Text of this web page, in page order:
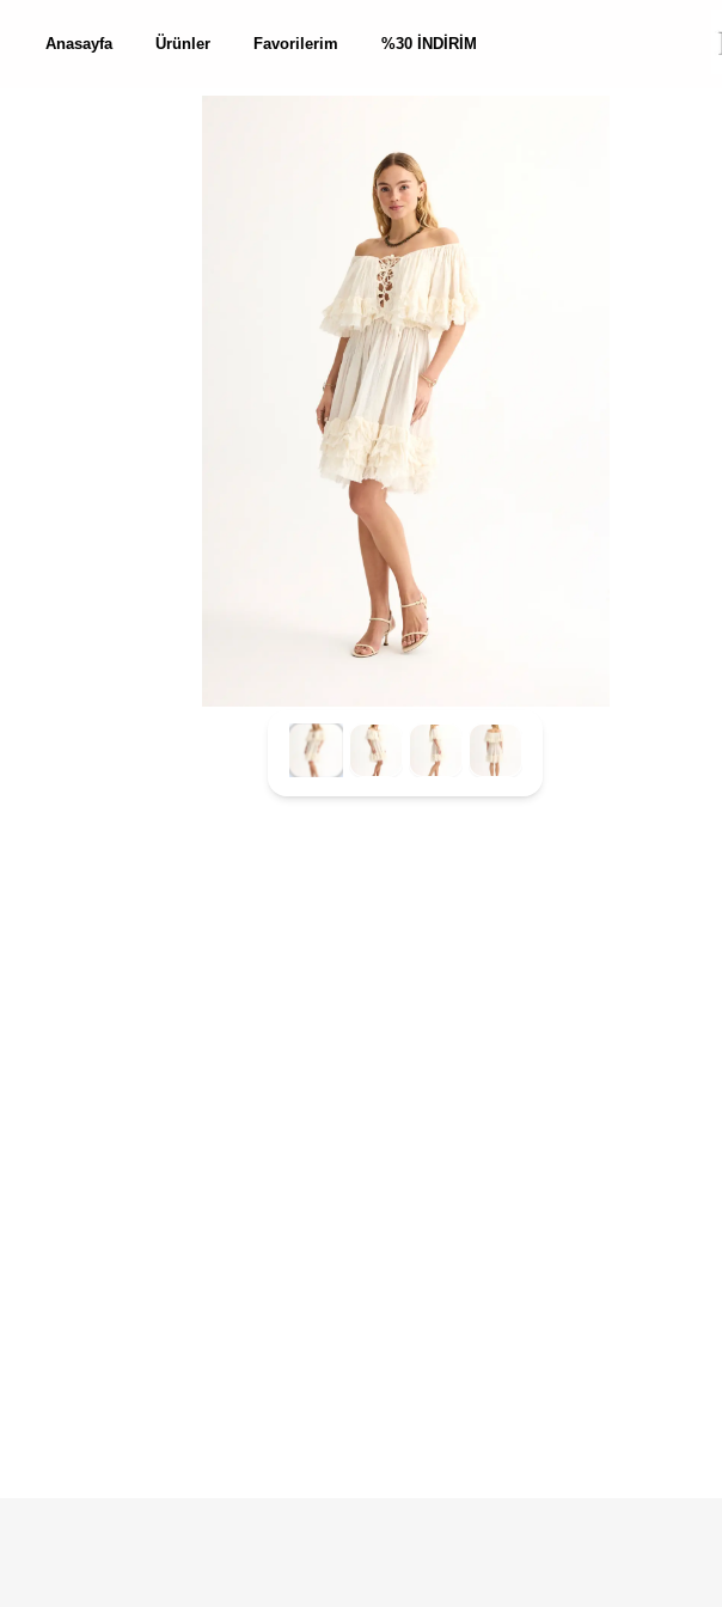
Anasayfa Ürünler Favorilerim %30 İNDİRİM